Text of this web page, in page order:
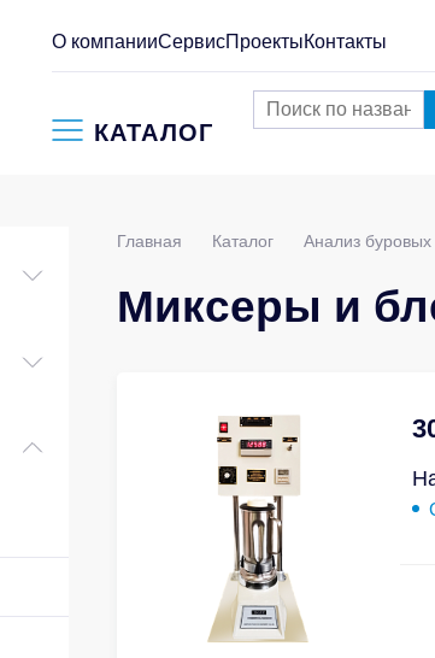
О компанииСервисПроектыКонтакты
КАТАЛОГ
Главная Каталог Анализ
Миксеры и